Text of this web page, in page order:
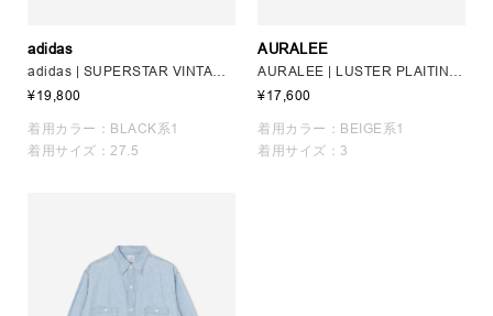
adidas
¥19,800
着用カラー：BLACK系1
着用サイズ：27.5
AURALEE
¥17,600
着用カラー：BEIGE系1
着用サイズ：3